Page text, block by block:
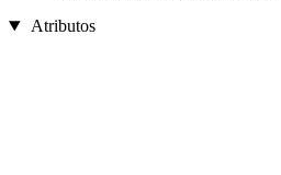
Atributos